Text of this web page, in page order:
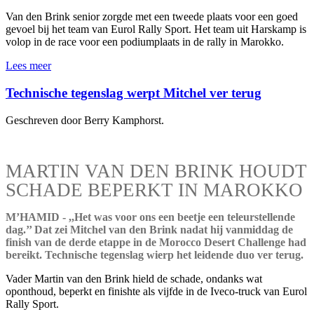
Van den Brink senior zorgde met een tweede plaats voor een goed
gevoel bij het team van Eurol Rally Sport. Het team uit Harskamp is
volop in de race voor een podiumplaats in de rally in Marokko.
Lees meer
Technische tegenslag werpt Mitchel ver terug
Geschreven door Berry Kamphorst.
MARTIN VAN DEN BRINK HOUDT
SCHADE BEPERKT IN MAROKKO
M’HAMID - ,,Het was voor ons een beetje een teleurstellende
dag.’’ Dat zei Mitchel van den Brink nadat hij vanmiddag de
finish van de derde etappe in de Morocco Desert Challenge had
bereikt. Technische tegenslag wierp het leidende duo ver terug.
Vader Martin van den Brink hield de schade, ondanks wat
oponthoud, beperkt en finishte als vijfde in de Iveco-truck van Eurol
Rally Sport.